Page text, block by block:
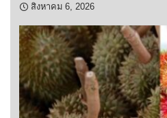
สิงหาคม 6, 2026